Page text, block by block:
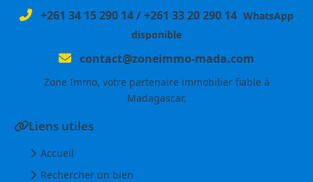
+261 34 15 290 14/+261 33 20 290 14 WhatsApp
disponible
contact@zoneimmo-mada.com
Zone Immo, votre partenaire immobilier fiable à
Madagascar.
Liens utiles
Accueil
Rechercher un bien